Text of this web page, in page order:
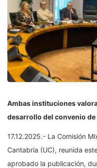
Ambas instituciones
desarrollo del convenio
17.12.2025.- La Comisión
Cantabria (UC), reunida
aprobado la publicación,